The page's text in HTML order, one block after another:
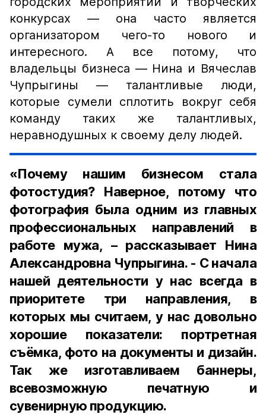
конкурсах — она часто является
организатором чего-то нового и
интересного. А все потому, что
владельцы бизнеса — Нина и Вячеслав
Чупрыгины — талантливые люди,
которые сумели сплотить вокруг себя
команду таких же талантливых,
неравнодушных к своему делу людей.
«Почему нашим бизнесом стала
фотостудия? Наверное, потому что
фотография была одним из главных
профессиональных направлений в
работе мужа, – рассказывает Нина
Александровна Чупрыгина. - С начала
нашей деятельности у нас всегда в
приоритете три направления, в
которых мы считаем, у нас довольно
хорошие показатели: портретная
съёмка, фото на документы и дизайн.
Так же изготавливаем баннеры,
всевозможную печатную и
сувенирную продукцию.